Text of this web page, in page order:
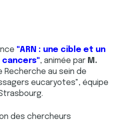
"ARN : une cible et un
, animée par M.
Recherche au sein de
eucaryotes", équipe
des chercheurs